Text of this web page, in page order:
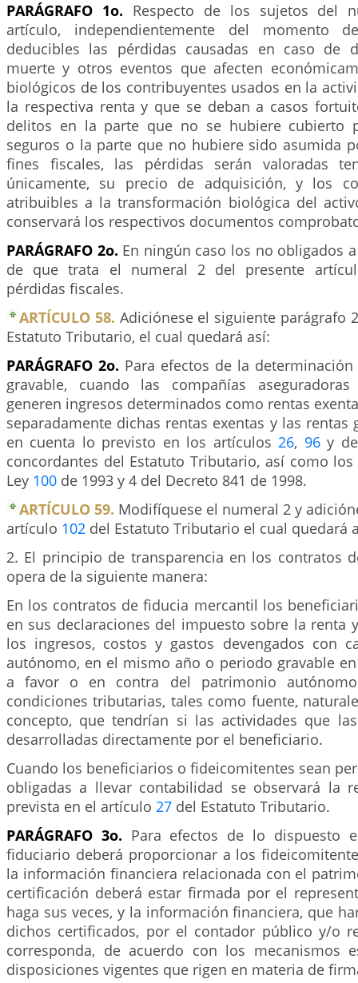
PARÁGRAFO 1o. Respecto de los sujetos del
artículo, independientemente del momento
deducibles las pérdidas causadas en caso de
muerte y otros eventos que afecten
biológicos de los contribuyentes usados en la
la respectiva renta y que se deban a casos
delitos en la parte que no se hubiere cubierto
seguros o la parte que no hubiere sido asumida
fines fiscales, las pérdidas serán valoradas
únicamente, su precio de adquisición, y los
atribuibles a la transformación biológica del
conservará los respectivos documentos
PARÁGRAFO 2o. En ningún caso los no obligados
de que trata el numeral 2 del presente
pérdidas fiscales.
ARTÍCULO 58. Adiciónese el siguiente parágrafo
Estatuto Tributario, el cual quedará así:
PARÁGRAFO 2o. Para efectos de la
gravable, cuando las compañías
generen ingresos determinados como rentas
separadamente dichas rentas exentas y las rentas
en cuenta lo previsto en los artículos26, 96y
concordantes del Estatuto Tributario, así como
Ley 100 de 1993 y 4 del Decreto 841 de 1998.
ARTÍCULO 59. Modifíquese el numeral 2 y
artículo 102 del Estatuto Tributario el cual quedará
2. El principio de transparencia en los contratos
opera de la siguiente manera:
En los contratos de fiducia mercantil los
en sus declaraciones del impuesto sobre la renta
los ingresos, costos y gastos devengados con
autónomo, en el mismo año o periodo gravable
a favor o en contra del patrimonio
condiciones tributarias, tales como fuente,
concepto, que tendrían si las actividades que
desarrolladas directamente por el beneficiario.
Cuando los beneficiarios o fideicomitentes sean
obligadas a llevar contabilidad se observará la
prevista en el artículo 27 del Estatuto Tributario.
PARÁGRAFO 3o. Para efectos de lo dispuesto
fiduciario deberá proporcionar a los
la información financiera relacionada con el
certificación deberá estar firmada por el
haga sus veces, y la información financiera, que
dichos certificados, por el contador público y/o
corresponda, de acuerdo con los mecanismos
disposiciones vigentes que rigen en materia de